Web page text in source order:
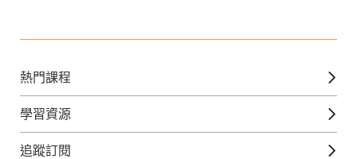
熱門課程
英文課程
日語課程
學習資源
免費線上檢定
追蹤訂閱